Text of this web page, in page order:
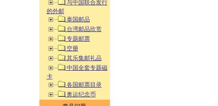
与中国联合发行
的外邮
泰国邮品
台湾邮品欣赏
专题邮票
空册
其乐集邮礼品
中国全套专题磁
卡
各国邮票目录
奥运纪念币